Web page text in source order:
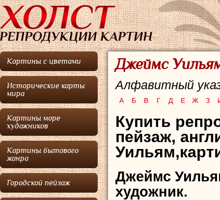
Картины с цветами
Исторические карты
мира
Картины море
художников
Картины бытового
жанра
Городской пейзаж
Джеймс
Алфавитный
А Б В Г Д Е Ж З
Купить
пейзаж,
Джеймс
художник.